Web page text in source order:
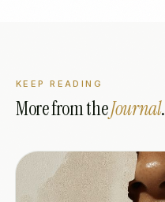
KEEP READING
More from theJournal.